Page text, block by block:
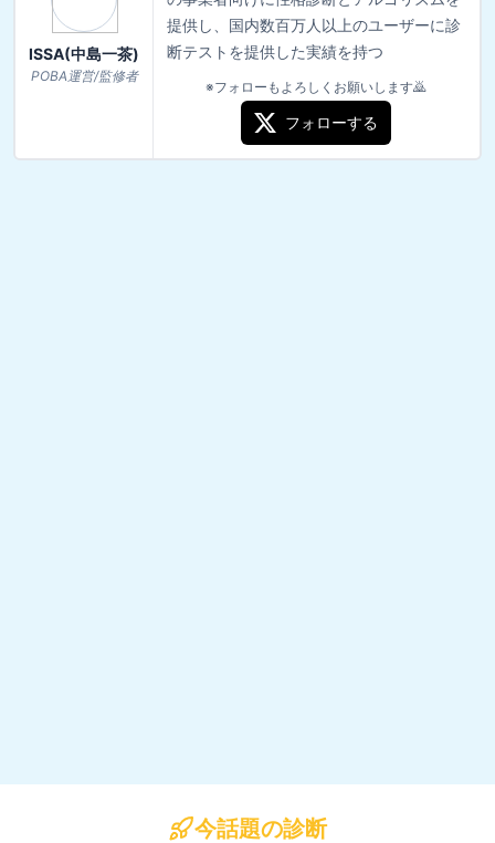
ISSA(中島一茶)
POBA運営/監修者
提供し、国内数百万人以上のユーザーに診
断テストを提供した実績を持つ
※フォローもよろしくお願いします🙇
フォローする
今話題の診断